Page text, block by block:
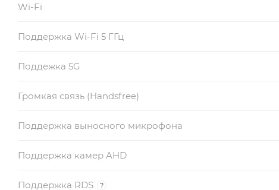
Wi-Fi
Поддержка Wi-Fi 5 ГГц
Поддежка 5G
Громкая связь (Handsfree)
Поддержка выносного микрофона
Поддержка камер AHD
Поддержка RDS ?